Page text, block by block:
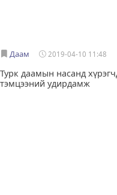
Даам 2019-04-10 11:48
Турк даамын насанд
тэмцээний удирдамж